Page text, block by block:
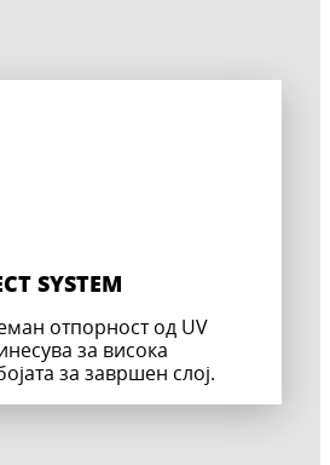
SYSTEM
отпорност од UV
за висока
за завршен слој.